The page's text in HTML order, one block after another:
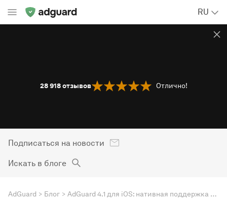
RU
28 918отзывов Отлично!
Подписаться на новости
Искать в блоге
AdGuard Блог AdGuard 4.1 для iOS: нативная поддержка DNS и низкоуровневые настройки